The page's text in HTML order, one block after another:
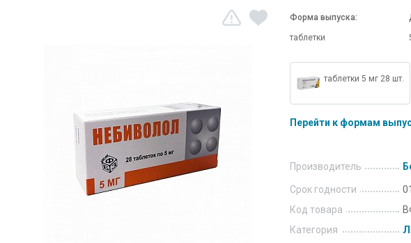
Форма выпуска:
таблетки
таблетки 5 мг 28 шт.
Перейти к формам
Производитель
Срок годности
Код товара
Категория